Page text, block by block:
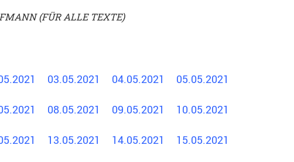
(FÜR ALLE TEXTE)
03.05.2021 04.05.2021 05.05.2021
08.05.2021 09.05.2021 10.05.2021
13.05.2021 14.05.2021 15.05.2021